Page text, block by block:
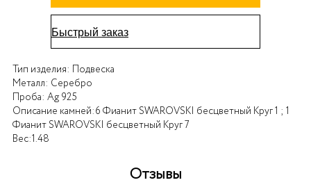
Быстрый заказ
Тип изделия: Подвеска
Металл: Серебро
Проба: Ag 925
Описание камней:6 Фианит SWAROVSKI бесцветный Круг 1 ; 1
Фианит SWAROVSKI бесцветный Круг 7
Вес:1.48
Отзывы